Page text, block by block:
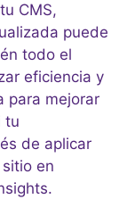
CMS,
puede
todo el
eficiencia y
para mejorar
tu
de aplicar
en